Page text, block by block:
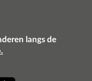
langs de